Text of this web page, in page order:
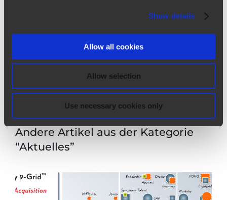
Show details
Allow all cookies
Allow selection
Use necessary cookies only
Entwicklung von Cloud-Software für den
Personalbereich spezialisiert hat.
Andere Artikel aus der Kategorie
“Aktuelles”